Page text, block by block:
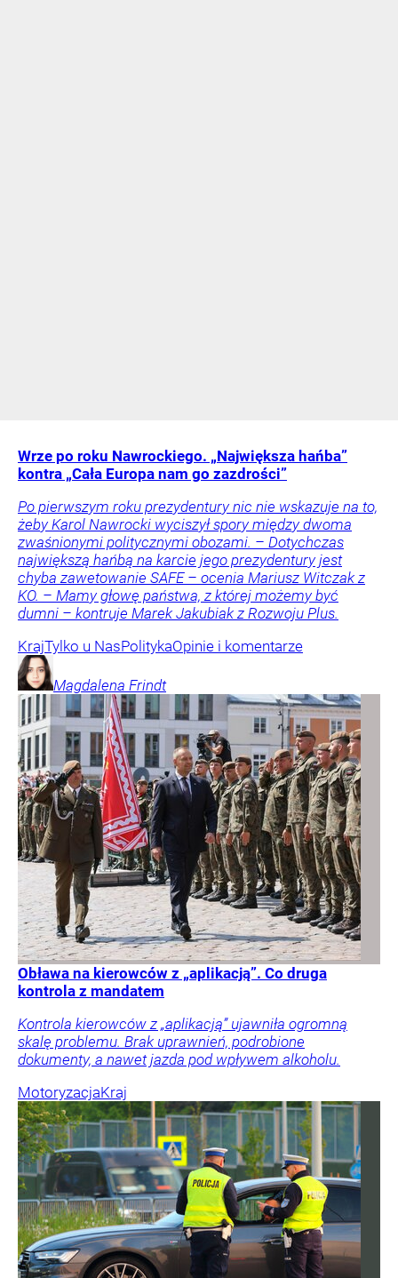
Wrze po roku Nawrockiego. „Największa hańba”
kontra „Cała Europa nam go zazdrości”
Po pierwszym roku prezydentury nic nie wskazuje na to,
żeby Karol Nawrocki wyciszył spory między dwoma
zwaśnionymi politycznymi obozami. – Dotychczas
największą hańbą na karcie jego prezydentury jest
chyba zawetowanie SAFE – ocenia Mariusz Witczak z
KO. – Mamy głowę państwa, z której możemy być
dumni – kontruje Marek Jakubiak z Rozwoju Plus.
KrajTylko u NasPolitykaOpinie i komentarze
Magdalena Frindt
Obława na kierowców z „aplikacją”. Co druga
kontrola z mandatem
Kontrola kierowców z „aplikacją” ujawniła ogromną
skalę problemu. Brak uprawnień, podrobione
dokumenty, a nawet jazda pod wpływem alkoholu.
MotoryzacjaKraj